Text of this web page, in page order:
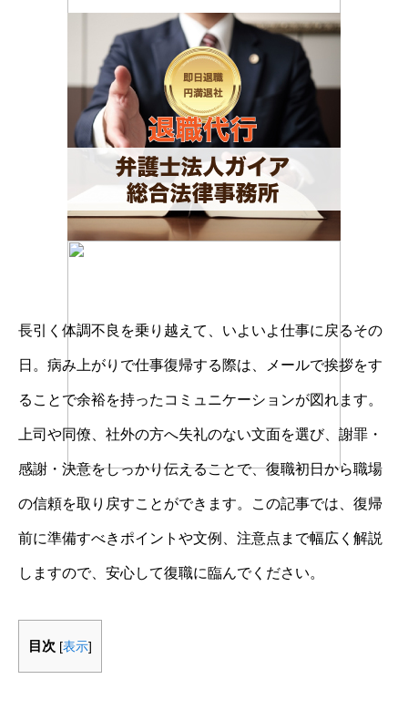
長引く体調不良を乗り越えて、いよいよ仕事に戻るその
日。病み上がりで仕事復帰する際は、メールで挨拶をす
ることで余裕を持ったコミュニケーションが図れます。
上司や同僚、社外の方へ失礼のない文面を選び、謝罪・
感謝・決意をしっかり伝えることで、復職初日から職場
の信頼を取り戻すことができます。この記事では、復帰
前に準備すべきポイントや文例、注意点まで幅広く解説
しますので、安心して復職に臨んでください。
目次 [表示]